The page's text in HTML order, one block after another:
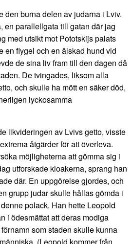
den burna delen av judarna i Lviv.
en parallellgata till gatan där jag
med utsikt mot Pototskijs palats
en flygel och en älskad hund vid
de sina liv fram till den dagen då
De tvingades, liksom alla
och skulle ha mött en säker död,
lyckosamma
likvideringen av Lvivs getto, visste
åtgärder för att överleva.
möjligheterna att gömma sig i
utforskade kloakerna, sprang han
där. En uppgörelse gjordes, och
grupp judar skulle hållas gömda i
polack. Han hette Leopold
i ödesmättat att deras modiga
som staden skulle kunna
(Leopold kommer från